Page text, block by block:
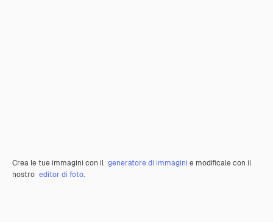
Crea le tue immagini con il generatore di immagini e modificale con il
nostro editor di foto.